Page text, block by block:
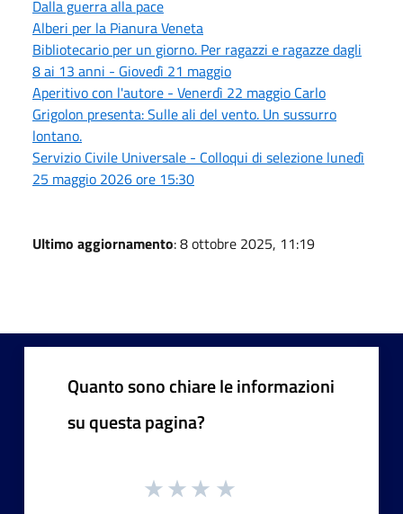
Dalla guerra alla pace
Alberi per la Pianura Veneta
Bibliotecario per un giorno. Per ragazzi e ragazze dagli
8 ai 13 anni - Giovedì 21 maggio
Aperitivo con l'autore - Venerdì 22 maggio Carlo
Grigolon presenta: Sulle ali del vento. Un sussurro
lontano.
Servizio Civile Universale - Colloqui di selezione lunedì
25 maggio 2026 ore 15:30
Ultimo aggiornamento: 8 ottobre 2025, 11:19
Quanto sono chiare le informazioni
su questa pagina?